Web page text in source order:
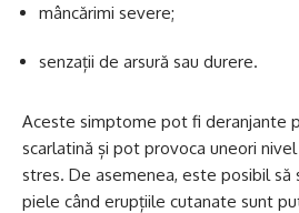
mâncărimi severe;
senzații de arsură sau durere.
Aceste simptome pot fi deranjante
scarlatină și pot provoca uneori
stres. De asemenea, este posibil să
piele când erupțiile cutanate sunt